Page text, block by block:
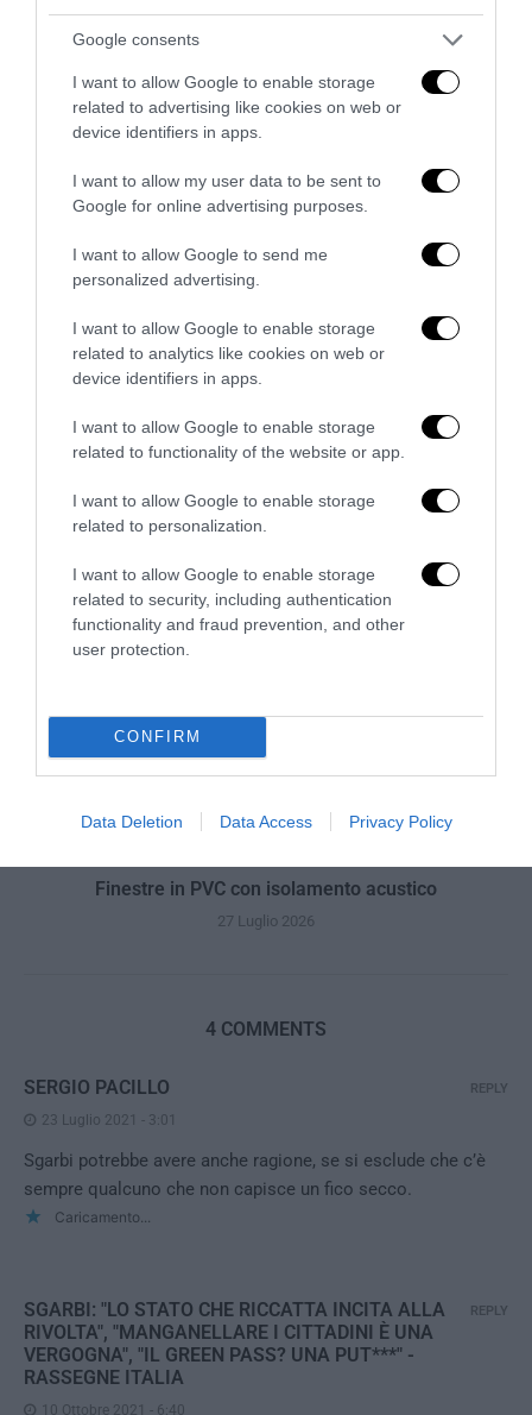
Google consents
I want to allow Google to enable storage
related to advertising like cookies on web or
device identifiers in apps.
I want to allow my user data to be sent to
Google for online advertising purposes.
I want to allow Google to send me
personalized advertising.
I want to allow Google to enable storage
related to analytics like cookies on web or
device identifiers in apps.
I want to allow Google to enable storage
related to functionality of the website or app.
I want to allow Google to enable storage
related to personalization.
I want to allow Google to enable storage
related to security, including authentication
functionality and fraud prevention, and other
user protection.
CONFIRM
Data Deletion Data Access Privacy Policy
Ristrutturazione completa di appartamenti
27 Luglio 2026
Valutazione valore Rolex
27 Luglio 2026
Finestre in PVC con isolamento acustico
27 Luglio 2026
4 COMMENTS
SERGIO PACILLO
23 Luglio 2021 - 3:01
Sgarbi potrebbe avere anche ragione, se si esclude che c’è
sempre qualcuno che non capisce un fico secco.
Caricamento...
REPLY
SGARBI: "LO STATO CHE RICCATTA INCITA ALLA
RIVOLTA", "MANGANELLARE I CITTADINI È UNA
VERGOGNA", "IL GREEN PASS? UNA PUT***" -
RASSEGNE ITALIA
10 Ottobre 2021 - 6:40
REPLY